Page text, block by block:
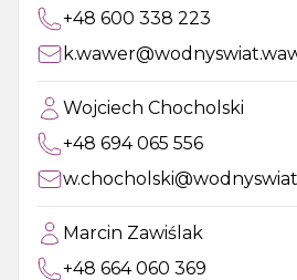
+48 600 338 223
Wojciech Chocholski
+48 694 065 556
Marcin Zawiślak
+48 664 060 369